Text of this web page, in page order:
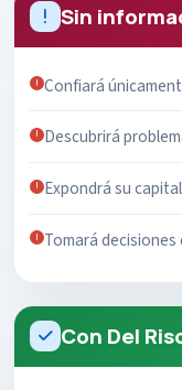
Sin
Confiará
Descubrirá
Expondrá su
Tomará
Con Del